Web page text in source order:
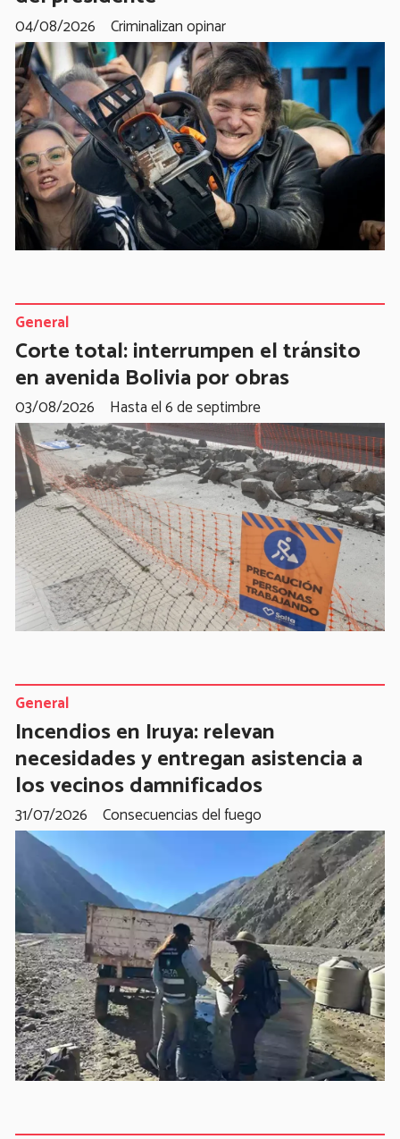
Criminalizan opinar
04/08/2026
Corte total: interrumpen el tránsito
en avenida Bolivia por obras
Hasta el 6 de septimbre
General
03/08/2026
Incendios en Iruya: relevan
necesidades y entregan asistencia a
los vecinos damnificados
Consecuencias del fuego
General
31/07/2026